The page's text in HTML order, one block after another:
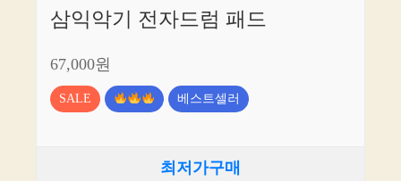
삼익악기 전자드럼 패드
67,000원
SALE 베스트셀러
최저가구매